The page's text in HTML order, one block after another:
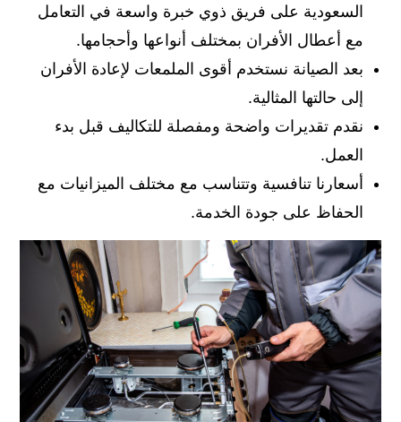
السعودية على فريق ذوي خبرة واسعة في التعامل
مع أعطال الأفران بمختلف أنواعها وأحجامها.
بعد الصيانة نستخدم أقوى الملمعات لإعادة الأفران
إلى حالتها المثالية.
نقدم تقديرات واضحة ومفصلة للتكاليف قبل بدء
العمل.
أسعارنا تنافسية وتتناسب مع مختلف الميزانيات مع
الحفاظ على جودة الخدمة.